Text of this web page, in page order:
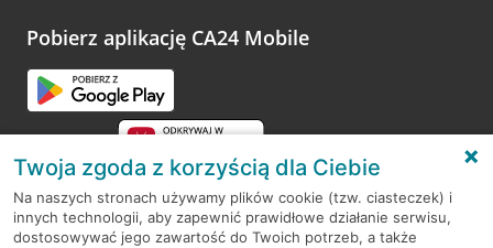
opinie.
Pobierz aplikację CA24 Mobile
RODO
Twoja zgoda z korzyścią dla Ciebie
Na naszych stronach używamy plików cookie (tzw. ciasteczek) i
innych technologii, aby zapewnić prawidłowe działanie serwisu,
dostosowywać jego zawartość do Twoich potrzeb, a także